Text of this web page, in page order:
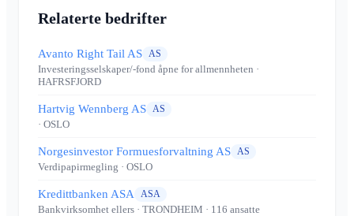
Relaterte bedrifter
Avanto Right Tail AS AS
Investeringsselskaper/-fond åpne for allmennheten ·
HAFRSFJORD
Hartvig Wennberg AS AS
· OSLO
Norgesinvestor Formuesforvaltning AS AS
Verdipapirmegling · OSLO
Kredittbanken ASA ASA
Bankvirksomhet ellers · TRONDHEIM · 116 ansatte